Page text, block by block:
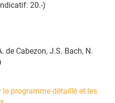
20.-)
de Cabezon, J.S. Bach, N.
programme détaillé et les